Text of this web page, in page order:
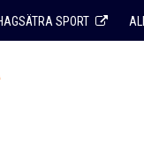
SPORT